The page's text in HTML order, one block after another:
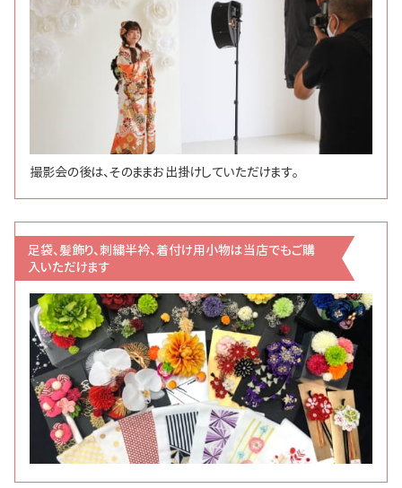
撮影会の後は、そのままお出掛けしていただけます。
足袋、髪飾り、刺繍半衿、着付け用小物は当店でもご購
入いただけます